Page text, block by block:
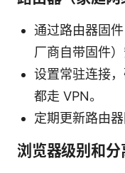
通过路由器固
厂商自带固件
设置常驻连接
都走 VPN。
定期更新路由器
浏览器级别和分